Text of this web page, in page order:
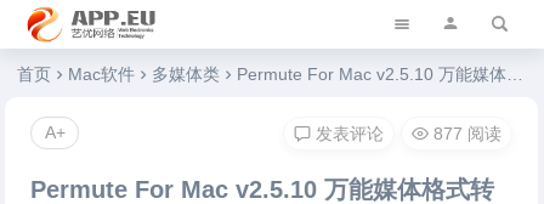
艺优软件乐园
首页 Mac软件 多媒体类 Permute For Mac v2.5.10 万能媒体格式转换工具，无需配置
Permute For Mac v2.5.10 万能媒体格式转
发表评论 877 阅读
A+